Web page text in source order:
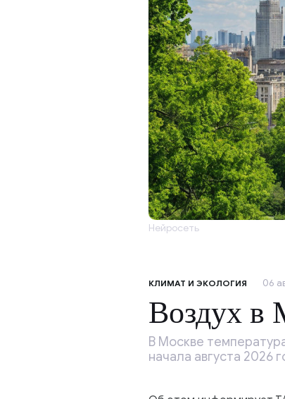
Нейросеть
КЛИМАТ И ЭКОЛОГИЯ 06
Воздух в
В Москве
начала августа 2026